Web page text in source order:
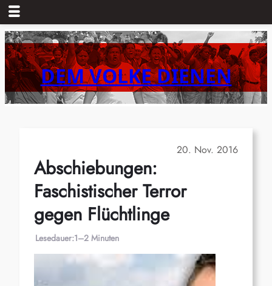
Zum
Inhalt
springenDEM VOLKE DIENEN
20. Nov. 2016
Abschiebungen:
Faschistischer Terror
gegen Flüchtlinge
Lesedauer:1–2 Minuten